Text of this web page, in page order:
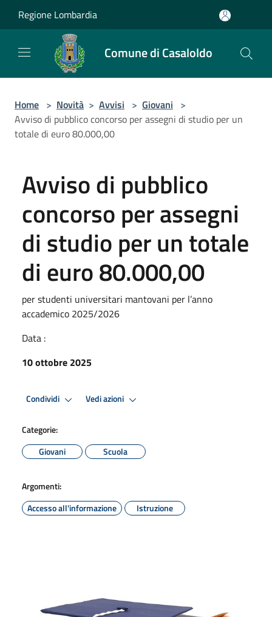
Regione Lombardia
Comune di Casaloldo
Home > Novità > Avvisi > Giovani >
Avviso di pubblico concorso per assegni di studio per un
totale di euro 80.000,00
Avviso di pubblico
concorso per assegni
di studio per un totale
di euro 80.000,00
per studenti universitari mantovani per l’anno
accademico 2025/2026
Data :
10 ottobre 2025
Condividi Vedi azioni
Categorie:
Giovani
Scuola
Argomenti:
Accesso all'informazione
Istruzione